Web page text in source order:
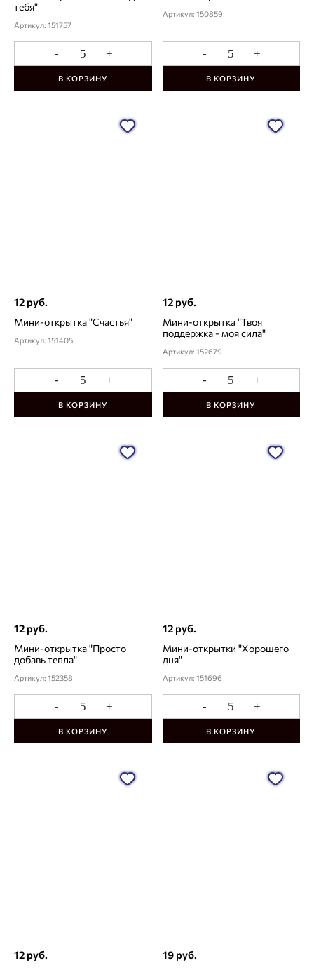
тебя"
Артикул: 151757
- +
В КОРЗИНУ
Артикул: 150859
- +
В КОРЗИНУ
12 руб.
Мини-открытка "Счастья"
Артикул: 151405
- +
В КОРЗИНУ
12 руб.
Мини-открытка "Твоя
поддержка - моя сила"
Артикул: 152679
- +
В КОРЗИНУ
12 руб.
Мини-открытка "Просто
добавь тепла"
Артикул: 152358
- +
В КОРЗИНУ
12 руб.
Мини-открытки "Хорошего
дня"
Артикул: 151696
- +
В КОРЗИНУ
12 руб. 19 руб.